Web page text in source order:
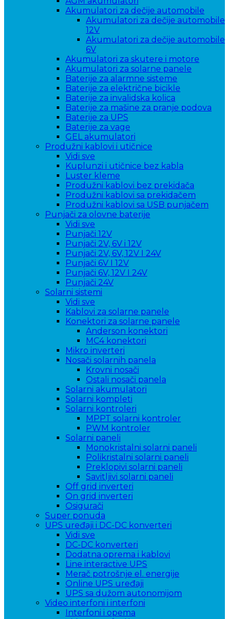
Akumulatori za dečije automobile
Akumulatori za dečije automobile
12V
Akumulatori za dečije automobile
6V
Akumulatori za skutere i motore
Akumulatori za solarne panele
Baterije za alarmne sisteme
Baterije za električne bicikle
Baterije za invalidska kolica
Baterije za mašine za pranje podova
Baterije za UPS
Baterije za vage
GEL akumulatori
Produžni kablovi i utičnice
Vidi sve
Kuplunzi i utičnice bez kabla
Luster kleme
Produžni kablovi bez prekidača
Produžni kablovi sa prekidačem
Produžni kablovi sa USB punjačem
Punjači za olovne baterije
Vidi sve
Punjači 12V
Punjači 2V, 6V i 12V
Punjači 2V, 6V, 12V I 24V
Punjači 6V I 12V
Punjači 6V, 12V I 24V
Punjači 24V
Solarni sistemi
Vidi sve
Kablovi za solarne panele
Konektori za solarne panele
Anderson konektori
MC4 konektori
Mikro inverteri
Nosači solarnih panela
Krovni nosači
Ostali nosači panela
Solarni akumulatori
Solarni kompleti
Solarni kontroleri
MPPT solarni kontroler
PWM kontroler
Solarni paneli
Monokristalni solarni paneli
Polikristalni solarni paneli
Preklopivi solarni paneli
Savitljivi solarni paneli
Off grid inverteri
On grid inverteri
Osigurači
Super ponuda
UPS uređaji i DC-DC konverteri
Vidi sve
DC-DC konverteri
Dodatna oprema i kablovi
Line interactive UPS
Merač potrošnje el. energije
Online UPS uređaji
UPS sa dužom autonomijom
Video interfoni i interfoni
Interfoni i opema